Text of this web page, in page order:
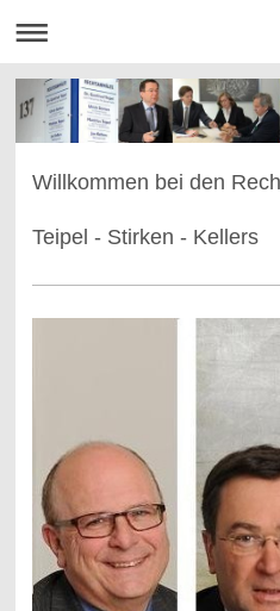
Willkommen bei den
Teipel - Stirken - Kellers